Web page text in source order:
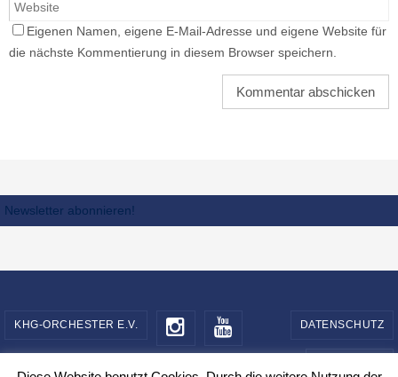
Eigenen Namen, eigene E-Mail-Adresse und eigene Website für
die nächste Kommentierung in diesem Browser speichern.
Newsletter abonnieren!
KHG-ORCHESTER E.V. DATENSCHUTZ